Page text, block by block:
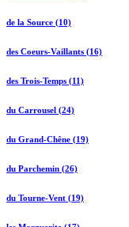
de la Source (10)
des Coeurs-Vaillants (16)
des Trois-Temps (11)
du Carrousel (24)
du Grand-Chêne (19)
du Parchemin (26)
du Tourne-Vent (19)